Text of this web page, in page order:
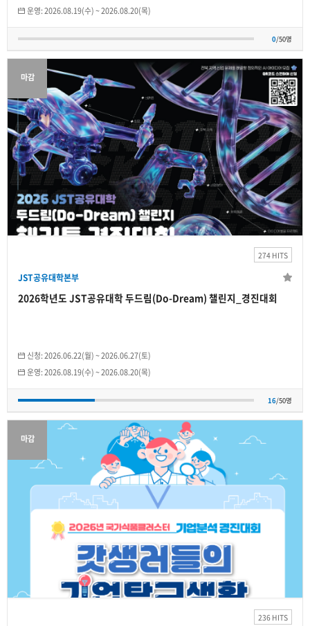
운영:2026.08.19(수)~2026.08.20(목)
0/50명
마감
274 HITS
JST공유대학본부
2026학년도 JST공유대학 두드림(Do-Dream) 챌린지_경진대회
신청:2026.06.22(월)~2026.06.27(토)
운영:2026.08.19(수)~2026.08.20(목)
16/50명
JST공유대학본부
2026학년도 JST공유대학 두드림(Do-Dream)
챌린지_경진대회
16/50명
마감
236 HITS
JST공유대학본부
2026학년도 국가식품클러스터 기업분석 경진대
회